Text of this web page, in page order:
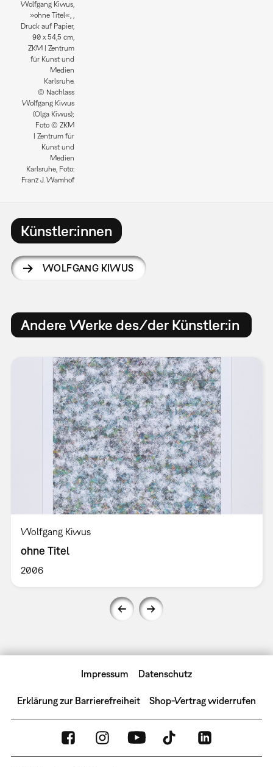
Wolfgang Kiwus,
»ohne Titel«, ,
Druck auf Papier,
90 x 54,5 cm,
ZKM | Zentrum
für Kunst und
Medien
Karlsruhe.
© Nachlass
Wolfgang Kiwus
(Olga Kiwus);
Foto © ZKM
| Zentrum für
Kunst und
Medien
Karlsruhe, Foto:
Franz J. Wamhof
Künstler:innen
WOLFGANG KIWUS
Andere Werke des/der Künstler:in
Wolfgang Kiwus
ohne Titel
2006
Impressum Datenschutz
Erklärung zur Barrierefreiheit Shop-Vertrag widerrufen